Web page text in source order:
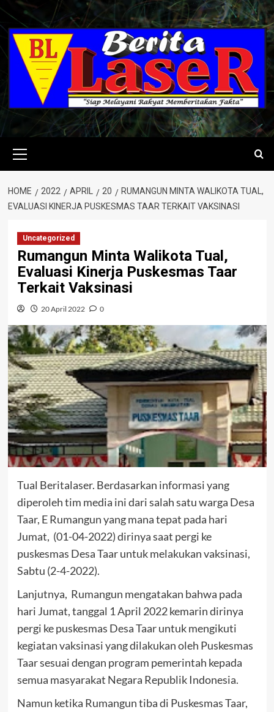
Skip
to
content
Menu
HOME 2022 APRIL 20
RUMANGUN MINTA WALIKOTA TUAL,
EVALUASI KINERJA PUSKESMAS TAAR TERKAIT VAKSINASI
Uncategorized
Rumangun Minta Walikota Tual,
Evaluasi Kinerja Puskesmas Taar
Terkait Vaksinasi
20 April 2022 0
Tual Beritalaser. Berdasarkan informasi yang
diperoleh tim media ini dari salah satu warga Desa
Taar, E Rumangun yang mana tepat pada hari
Jumat, (01-04-2022) dirinya saat pergi ke
puskesmas Desa Taar untuk melakukan vaksinasi,
Sabtu (2-4-2022).
Lanjutnya, Rumangun mengatakan bahwa pada
hari Jumat, tanggal 1 April 2022 kemarin dirinya
pergi ke puskesmas Desa Taar untuk mengikuti
kegiatan vaksinasi yang dilakukan oleh Puskesmas
Taar sesuai dengan program pemerintah kepada
semua masyarakat Negara Republik Indonesia.
Namun ketika Rumangun tiba di Puskesmas Taar,